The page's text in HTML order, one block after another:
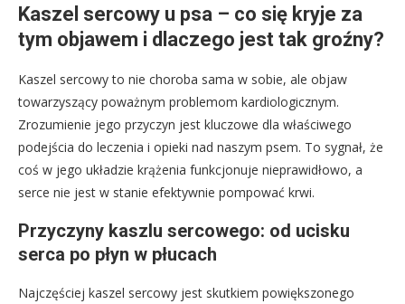
Kaszel sercowy u psa – co się kryje za
tym objawem i dlaczego jest tak groźny?
Kaszel sercowy to nie choroba sama w sobie, ale objaw
towarzyszący poważnym problemom kardiologicznym.
Zrozumienie jego przyczyn jest kluczowe dla właściwego
podejścia do leczenia i opieki nad naszym psem. To sygnał, że
coś w jego układzie krążenia funkcjonuje nieprawidłowo, a
serce nie jest w stanie efektywnie pompować krwi.
Przyczyny kaszlu sercowego: od ucisku
serca po płyn w płucach
Najczęściej kaszel sercowy jest skutkiem powiększonego